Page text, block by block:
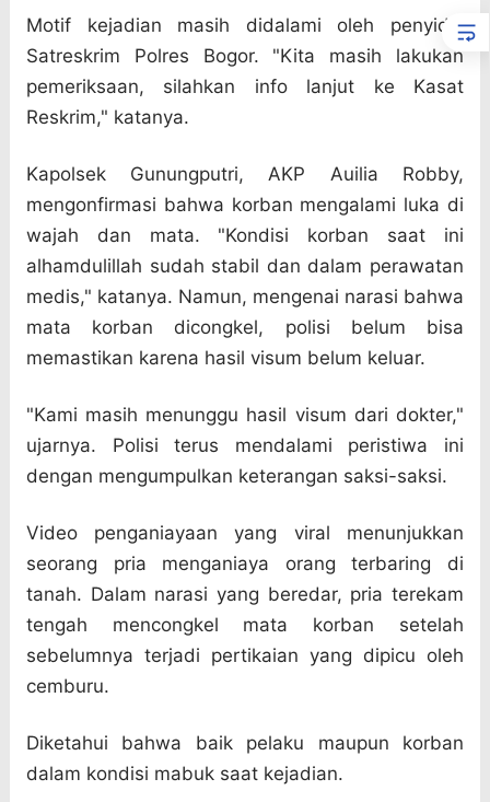
Motif kejadian masih didalami oleh penyidik
Satreskrim Polres Bogor. "Kita masih lakukan
pemeriksaan, silahkan info lanjut ke Kasat
Reskrim," katanya.
Kapolsek Gunungputri, AKP Auilia Robby,
mengonfirmasi bahwa korban mengalami luka di
wajah dan mata. "Kondisi korban saat ini
alhamdulillah sudah stabil dan dalam perawatan
medis," katanya. Namun, mengenai narasi bahwa
mata korban dicongkel, polisi belum bisa
memastikan karena hasil visum belum keluar.
"Kami masih menunggu hasil visum dari dokter,"
ujarnya. Polisi terus mendalami peristiwa ini
dengan mengumpulkan keterangan saksi-saksi.
Video penganiayaan yang viral menunjukkan
seorang pria menganiaya orang terbaring di
tanah. Dalam narasi yang beredar, pria terekam
tengah mencongkel mata korban setelah
sebelumnya terjadi pertikaian yang dipicu oleh
cemburu.
Diketahui bahwa baik pelaku maupun korban
dalam kondisi mabuk saat kejadian.